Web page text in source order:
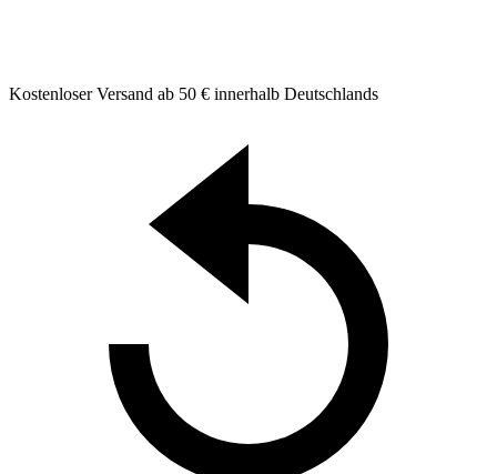
Kostenloser Versand ab 50 € innerhalb Deutschlands